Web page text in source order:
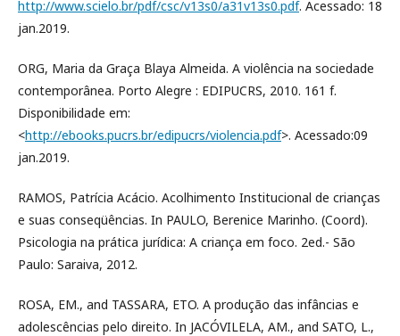
http://www.scielo.br/pdf/csc/v13s0/a31v13s0.pdf. Acessado: 18
jan.2019.
ORG, Maria da Graça Blaya Almeida. A violência na sociedade
contemporânea. Porto Alegre : EDIPUCRS, 2010. 161 f.
Disponibilidade em:
<http://ebooks.pucrs.br/edipucrs/violencia.pdf>. Acessado:09
jan.2019.
RAMOS, Patrícia Acácio. Acolhimento Institucional de crianças
e suas conseqüências. In PAULO, Berenice Marinho. (Coord).
Psicologia na prática jurídica: A criança em foco. 2ed.- São
Paulo: Saraiva, 2012.
ROSA, EM., and TASSARA, ETO. A produção das infâncias e
adolescências pelo direito. In JACÓVILELA, AM., and SATO, L.,